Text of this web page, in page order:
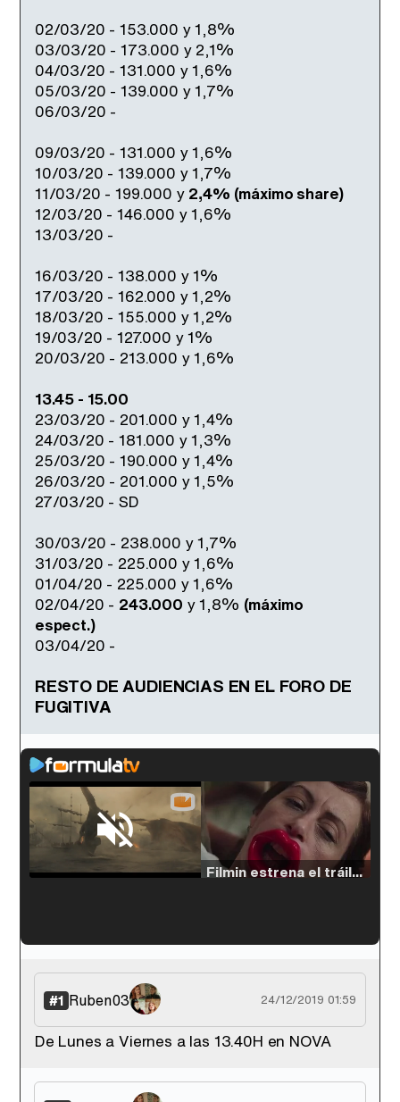
02/03/20 - 153.000 y 1,8%
03/03/20 - 173.000 y 2,1%
04/03/20 - 131.000 y 1,6%
05/03/20 - 139.000 y 1,7%
06/03/20 -
09/03/20 - 131.000 y 1,6%
10/03/20 - 139.000 y 1,7%
11/03/20 - 199.000 y 2,4% (máximo share)
12/03/20 - 146.000 y 1,6%
13/03/20 -
16/03/20 - 138.000 y 1%
17/03/20 - 162.000 y 1,2%
18/03/20 - 155.000 y 1,2%
19/03/20 - 127.000 y 1%
20/03/20 - 213.000 y 1,6%
13.45 - 15.00
23/03/20 - 201.000 y 1,4%
24/03/20 - 181.000 y 1,3%
25/03/20 - 190.000 y 1,4%
26/03/20 - 201.000 y 1,5%
27/03/20 - SD
30/03/20 - 238.000 y 1,7%
31/03/20 - 225.000 y 1,6%
01/04/20 - 225.000 y 1,6%
02/04/20 - 243.000 y 1,8% (máximo
espect.)
03/04/20 -
RESTO DE AUDIENCIAS EN EL FORO DE
FUGITIVA
Loaded
38.64%
Filmin estrena el tráiler de 'Millennial Mal', su nueva comedia universitaria de la mano de Lorena Iglesias
'120 Minutos' celebra sus 2.000 programas en Telemadrid con un vídeo del día a día en la redacción
Tráiler de '33 días', la nueva serie de Atresplayer con Julián Villagrán y José Manuel Poga
#1 Ruben03 24/12/2019 01:59
De Lunes a Viernes a las 13.40H en NOVA